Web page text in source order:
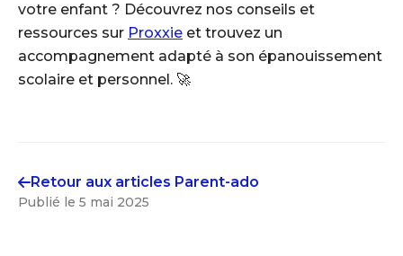
votre enfant ? Découvrez nos conseils et
ressources sur Proxxie et trouvez un
accompagnement adapté à son épanouissement
scolaire et personnel. 🚀
Retour aux articles Parent-ado
Publié le 5 mai 2025